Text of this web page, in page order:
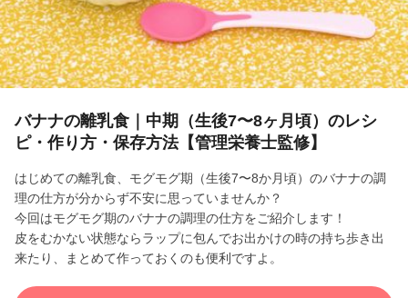
y
V
i
d
e
o
バナナの離乳食｜中期（生後7〜8ヶ月頃）のレシ
ピ・作り方・保存方法【管理栄養士監修】
はじめての離乳食、モグモグ期（生後7〜8か月頃）のバナナの調
理の仕方が分からず不安に思っていませんか？
今回はモグモグ期のバナナの調理の仕方をご紹介します！
皮をむかない状態ならラップに包んでお出かけの時の持ち歩き出
来たり、まとめて作っておくのも便利ですよ。